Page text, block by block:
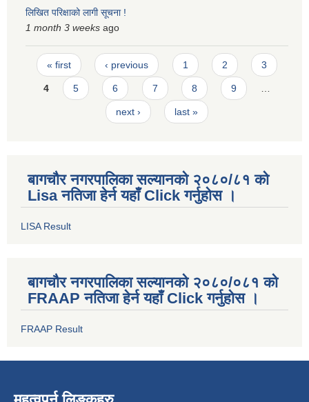
लिखित परिक्षाको लागी सूचना !
1 month 3 weeks ago
Pages
« first ‹ previous 1 2 3
4 5 6 7 8 9 …
next › last »
बागचौर नगरपालिका सल्यानको २०८०/८१ को
Lisa नतिजा हेर्न यहाँ Click गर्नुहोस ।
LISA Result
बागचौर नगरपालिका सल्यानको २०८०/०८१ को
FRAAP नतिजा हेर्न यहाँ Click गर्नुहोस ।
FRAAP Result